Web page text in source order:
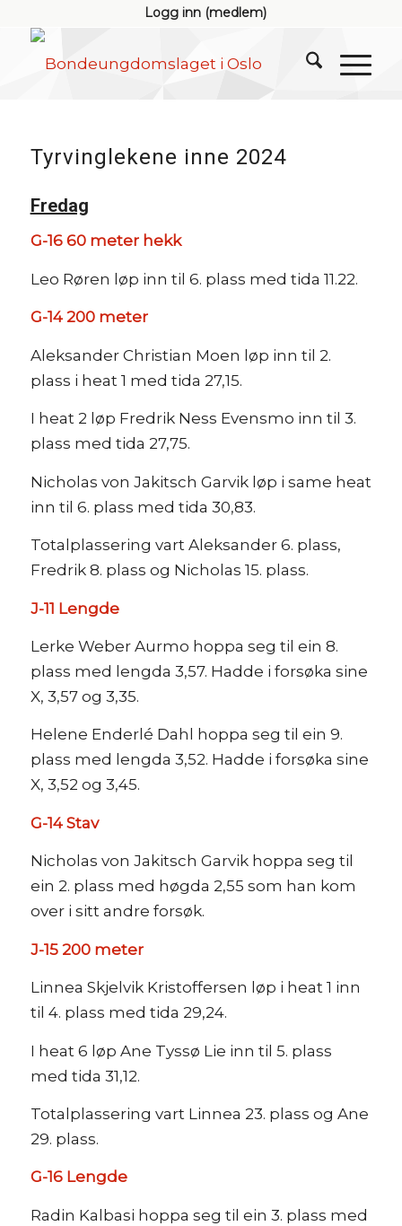
Logg inn (medlem)
Tyrvinglekene inne 2024
Fredag
G-16 60 meter hekk
Leo Røren løp inn til 6. plass med tida 11.22.
G-14 200 meter
Aleksander Christian Moen løp inn til 2.
plass i heat 1 med tida 27,15.
I heat 2 løp Fredrik Ness Evensmo inn til 3.
plass med tida 27,75.
Nicholas von Jakitsch Garvik løp i same heat
inn til 6. plass med tida 30,83.
Totalplassering vart Aleksander 6. plass,
Fredrik 8. plass og Nicholas 15. plass.
J-11 Lengde
Lerke Weber Aurmo hoppa seg til ein 8.
plass med lengda 3,57. Hadde i forsøka sine
X, 3,57 og 3,35.
Helene Enderlé Dahl hoppa seg til ein 9.
plass med lengda 3,52. Hadde i forsøka sine
X, 3,52 og 3,45.
G-14 Stav
Nicholas von Jakitsch Garvik hoppa seg til
ein 2. plass med høgda 2,55 som han kom
over i sitt andre forsøk.
J-15 200 meter
Linnea Skjelvik Kristoffersen løp i heat 1 inn
til 4. plass med tida 29,24.
I heat 6 løp Ane Tyssø Lie inn til 5. plass
med tida 31,12.
Totalplassering vart Linnea 23. plass og Ane
29. plass.
G-16 Lengde
Radin Kalbasi hoppa seg til ein 3. plass med